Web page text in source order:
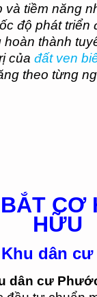
và tiềm năng
độ phát triển
hoàn thành
của đất ven
theo từng
CƠ
HỮU
dân
dân cư